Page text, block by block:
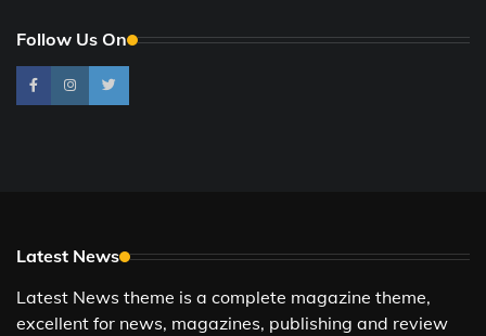
Follow Us On
Latest News
Latest News theme is a complete magazine theme,
excellent for news, magazines, publishing and review